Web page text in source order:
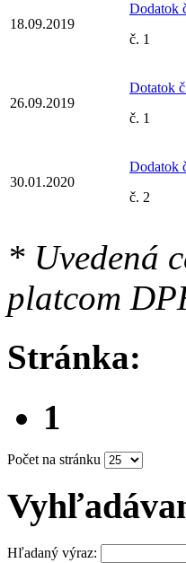
18.09.2019
Dodatok
č. 1
26.09.2019
Dotatok
č. 1
30.01.2020
Dodatok
č. 2
* Uvedená
platcom
Stránka:
1
Počet na stránku
Hľadaný výraz: